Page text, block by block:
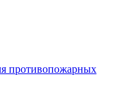
противопожарных